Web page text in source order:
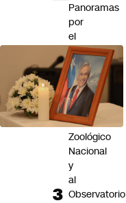
Panoramas
por
el
Día
de
la
Niñez:
Visita
al
Zoológico
Nacional
y
al
Observatorio